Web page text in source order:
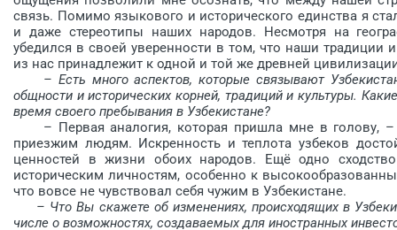
связь. Помимо языкового и исторического единства я
и даже стереотипы наших народов. Несмотря на
убедился в своей уверенности в том, что наши
из нас принадлежит к одной и той же древней
– Есть много аспектов, которые связывают
общности и исторических корней, традиций и культуры.
время своего пребывания в Узбекистане?
– Первая аналогия, которая приш­ла мне в голову, –
приезжим людям. Иск­ренность и теплота узбеков
ценностей в жизни обоих народов. Ещё одно
историчес­ким личнос­тям, особенно к
что вовсе не чувствовал себя чужим в Узбекистане.
– Что Вы скажете об изменениях, происходящих в
числе о возможностях, создаваемых для иностранных